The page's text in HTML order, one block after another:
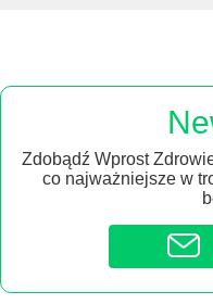
Zdobądź Wprost
co najważniejsze w